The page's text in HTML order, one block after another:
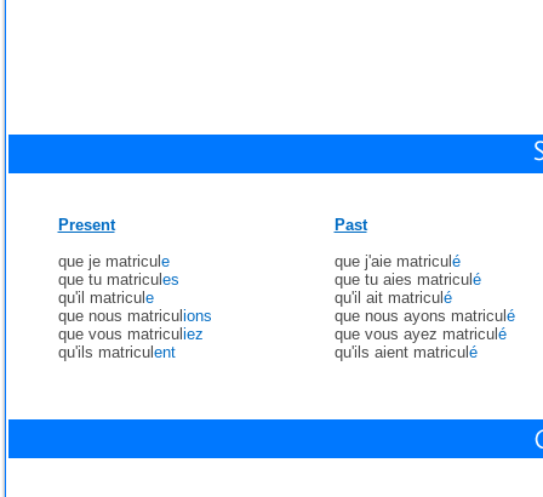
Present
que je matricul e
que tu matricul es
qu'il matricul e
que nous matricul ions
que vous matricul iez
qu'ils matricul ent
Past
que j'aie matricul é
que tu aies matricul é
qu'il ait matricul é
que nous ayons matricul é
que vous ayez matricul é
qu'ils aient matricul é